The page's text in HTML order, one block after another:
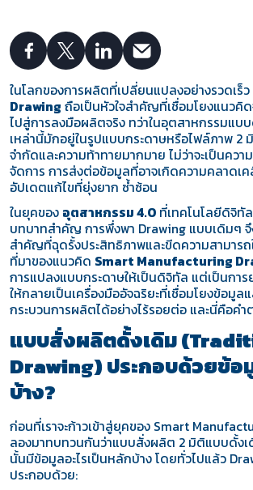
ในโลกของการผลิตที่เปลี่ยนแปลงอย่างรวดเร็
Drawing ถือเป็นหัวใจสำคัญที่เชื่อมโยงแนวคิ
ไปสู่การลงมือผลิตจริง ทว่าในอุตสาหกรรมแบ
เหล่านี้มักอยู่ในรูปแบบกระดาษหรือไฟล์ภาพ 2
จำกัดและความท้าทายมากมาย ไม่ว่าจะเป็นควา
จัดการ การส่งต่อข้อมูลที่อาจเกิดความคลาดเ
อัปเดตแก้ไขที่ยุ่งยาก ซ้ำซ้อน
ในยุคของ อุตสาหกรรม 4.0ที่เทคโนโลยีดิจิทัล
บทบาทสำคัญ การพึ่งพา Drawing แบบเดิมๆ
สำคัญที่ฉุดรั้งประสิทธิภาพและขีดความสามาร
ที่มาของแนวคิด Smart Manufacturing
การแปลงแบบกระดาษให้เป็นดิจิทัล แต่เป็นกา
ให้กลายเป็นเครื่องมืออัจฉริยะที่เชื่อมโยงข้อมูล
กระบวนการผลิตได้อย่างไร้รอยต่อ และนี่คือค
แบบสั่งผลิตดั้งเดิม
Drawing) ประกอบด้วยข้อ
บ้าง?
ก่อนที่เราจะก้าวเข้าสู่ยุคของ Smart
ลองมาทบทวนกันว่าแบบสั่งผลิต 2 มิติแบบดั้งเ
นั้นมีข้อมูลอะไรเป็นหลักบ้าง โดยทั่วไปแล้ว
ประกอบด้วย: